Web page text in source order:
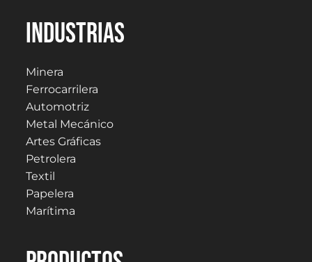
Industrias
Minera
Ferrocarrilera
Automotriz
Metal Mecánico
Artes Gráficas
Petrolera
Textil
Papelera
Marítima